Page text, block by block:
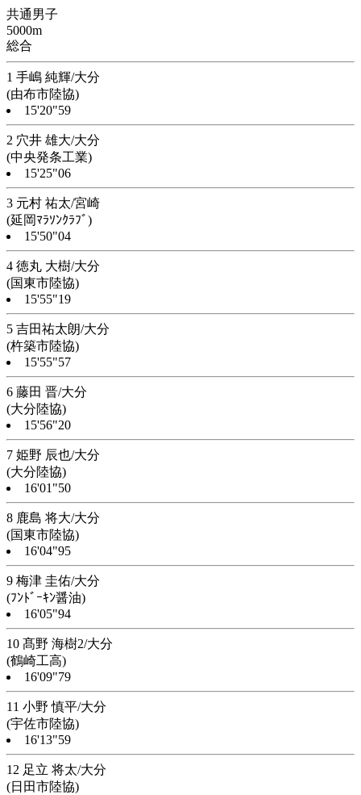
共通男子
5000m
総合
1 手嶋 純輝/大分
(由布市陸協)
15'20"59
2 穴井 雄大/大分
(中央発条工業)
15'25"06
3 元村 祐太/宮崎
(延岡ﾏﾗｿﾝｸﾗﾌﾞ)
15'50"04
4 徳丸 大樹/大分
(国東市陸協)
15'55"19
5 吉田祐太朗/大分
(杵築市陸協)
15'55"57
6 藤田 晋/大分
(大分陸協)
15'56"20
7 姫野 辰也/大分
(大分陸協)
16'01"50
8 鹿島 将大/大分
(国東市陸協)
16'04"95
9 梅津 圭佑/大分
(ﾌﾝﾄﾞｰｷﾝ醤油)
16'05"94
10 髙野 海樹2/大分
(鶴崎工高)
16'09"79
11 小野 慎平/大分
(宇佐市陸協)
16'13"59
12 足立 将太/大分
(日田市陸協)